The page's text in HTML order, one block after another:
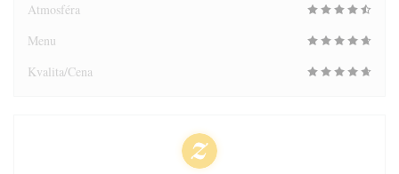
Atmosféra
Menu
Kvalita/Cena